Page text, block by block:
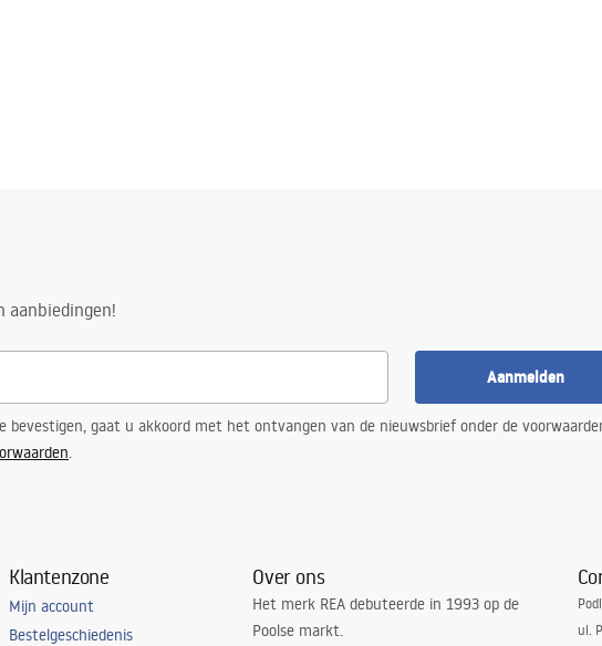
aanbiedingen!
Aanmelden
bevestigen, gaat u akkoord met het ontvangen van de nieuwsbrief onder de
.
Klantenzone
Mijn account
Bestelgeschiedenis
Over ons
Het merk REA debuteerde in 1993 op de
Poolse markt.
ul.